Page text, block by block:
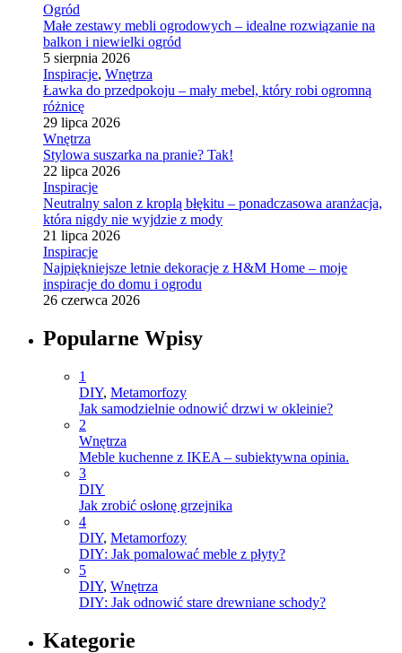
Ogród
Małe zestawy mebli ogrodowych – idealne rozwiązanie na
balkon i niewielki ogród
5 sierpnia 2026
Inspiracje, Wnętrza
Ławka do przedpokoju – mały mebel, który robi ogromną
różnicę
29 lipca 2026
Wnętrza
Stylowa suszarka na pranie? Tak!
22 lipca 2026
Inspiracje
Neutralny salon z kroplą błękitu – ponadczasowa aranżacja,
która nigdy nie wyjdzie z mody
21 lipca 2026
Inspiracje
Najpiękniejsze letnie dekoracje z H&M Home – moje
inspiracje do domu i ogrodu
26 czerwca 2026
Popularne Wpisy
1
DIY, Metamorfozy
Jak samodzielnie odnowić drzwi w okleinie?
2
Wnętrza
Meble kuchenne z IKEA – subiektywna opinia.
3
DIY
Jak zrobić osłonę grzejnika
4
DIY, Metamorfozy
DIY: Jak pomalować meble z płyty?
5
DIY, Wnętrza
DIY: Jak odnowić stare drewniane schody?
Kategorie